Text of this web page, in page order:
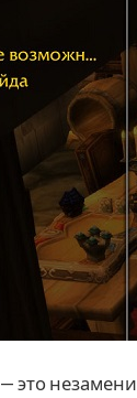
— это